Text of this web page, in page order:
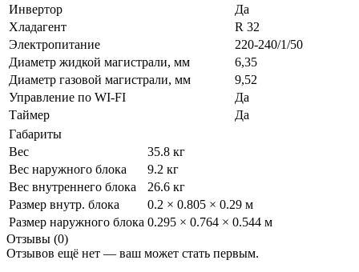
Инвертор
Да
Хладагент
R 32
Электропитание
220-240/1/50
Диаметр жидкой магистрали, мм
6,35
Диаметр газовой магистрали, мм
9,52
Управление по WI-FI
Да
Таймер
Да
Габариты
Вес
35.8 кг
Вес наружного блока
9.2 кг
Вес внутреннего блока
26.6 кг
Размер внутр. блока
0.2 × 0.805 × 0.29 м
Размер наружного блока 0.295 × 0.764 × 0.544 м
Отзывы (0)
Отзывов ещё нет — ваш может стать первым.